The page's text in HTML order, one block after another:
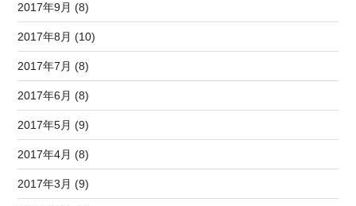
2017年9月 (8)
2017年8月 (10)
2017年7月 (8)
2017年6月 (8)
2017年5月 (9)
2017年4月 (8)
2017年3月 (9)